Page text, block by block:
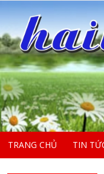
TRANG CHỦ TIN